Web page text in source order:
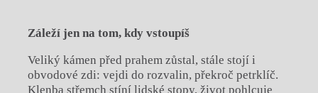
Záleží jen na tom, kdy vstoupíš
Veliký kámen před prahem zůstal, stále stojí i
obvodové zdi: vejdi do rozvalin, překroč petrklíč.
Klenba střemch stíní lidské stopy, život pohlcuje